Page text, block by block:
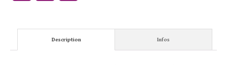
Description Infos